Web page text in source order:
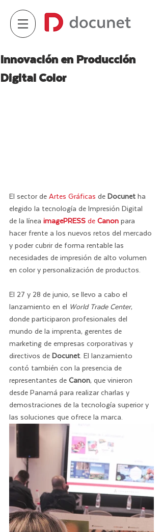
Innovación en Producción
Digital Color
El sector de Artes Gráficas de Docunet ha
elegido la tecnología de Impresión Digital
de la línea imagePRESS de Canon para
hacer frente a los nuevos retos del mercado
y poder cubrir de forma rentable las
necesidades de impresión de alto volumen
en color y personalización de productos.
El 27 y 28 de junio, se llevo a cabo el
lanzamiento en el World Trade Center,
donde participaron profesionales del
mundo de la imprenta, gerentes de
marketing de empresas corporativas y
directivos de Docunet. El lanzamiento
contó también con la presencia de
representantes de Canon, que vinieron
desde Panamá para realizar charlas y
demostraciones de la tecnología superior y
las soluciones que ofrece la marca.